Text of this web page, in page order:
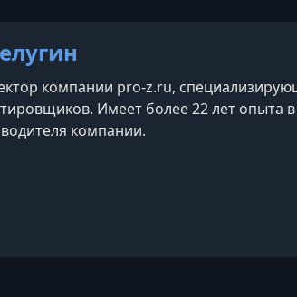
компании pro-z.ru,
Имеет более 22 лет опыта
компании.